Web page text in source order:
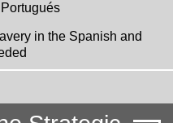
in the Spanish and